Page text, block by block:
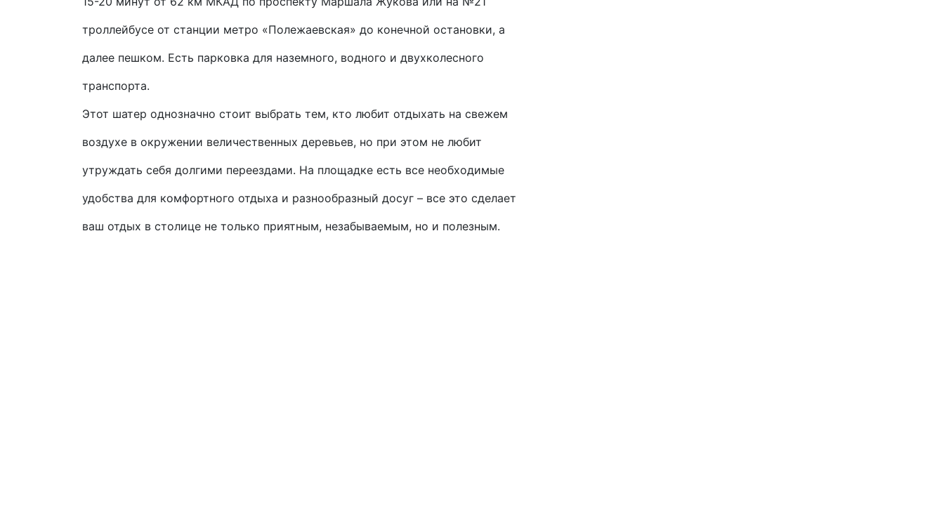
троллейбусе от станции метро «Полежаевская» до конечной остановки, а
далее пешком. Есть парковка для наземного, водного и двухколесного
транспорта.
Этот шатер однозначно стоит выбрать тем, кто любит отдыхать на свежем
воздухе в окружении величественных деревьев, но при этом не любит
утруждать себя долгими переездами. На площадке есть все необходимые
удобства для комфортного отдыха и разнообразный досуг – все это сделает
ваш отдых в столице не только приятным, незабываемым, но и полезным.